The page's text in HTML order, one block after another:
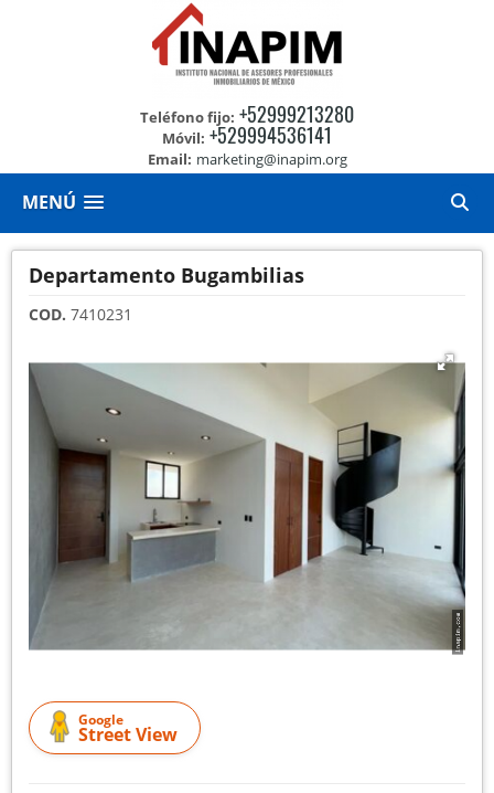
Teléfono fijo: +52999213280
Móvil: +529994536141
Email: marketing@inapim.org
MENÚ
Departamento Bugambilias
COD. 7410231
Google
Street View